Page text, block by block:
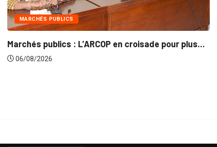
plus...
INTÉGRATION RÉGIONALE
Gestion concertée et durable du